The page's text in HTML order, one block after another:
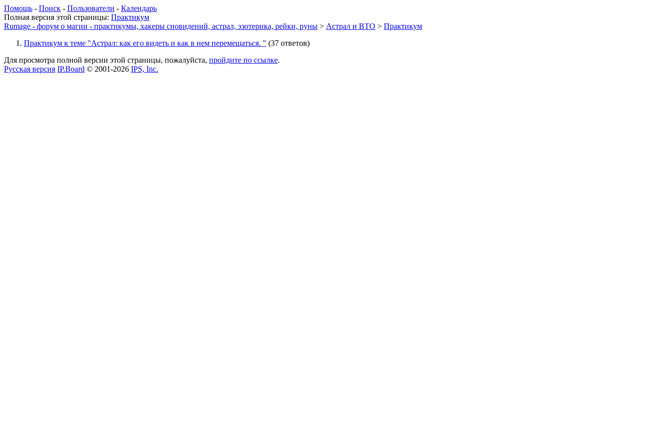
Помощь - Поиск - Пользователи - Календарь
Полная версия этой страницы: Практикум
Rumage - форум о магии - практикумы, хакеры сновидений, астрал, эзотерика, рейки, руны > Астрал и ВТО > Практикум
Практикум к теме "Астрал: как его видеть и как в нем перемещаться. " (37 ответов)
Для просмотра полной версии этой страницы, пожалуйста, пройдите по ссылке.
Русская версия IP.Board © 2001-2026 IPS, Inc.